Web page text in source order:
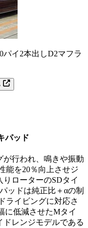
パイ2本出しD2マフラ
パッド
が行われ、鳴きや振動
能を20％向上させジ
ローターのSDタイ
ッドは純正比＋αの制
ライビングに対応さ
に低減させたMタイ
レンジモデルである